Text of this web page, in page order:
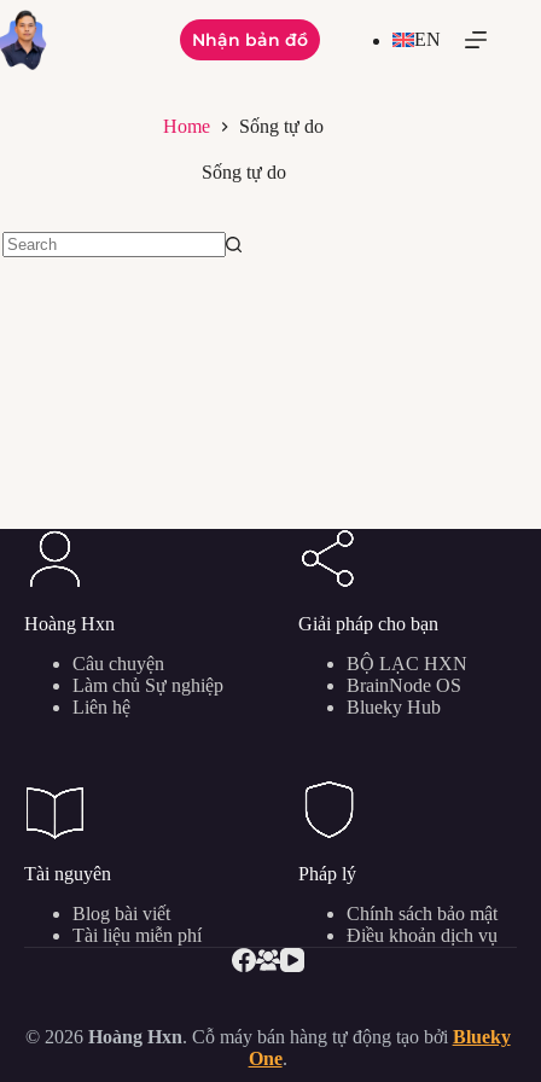
Skip
to
content
Nhận bản đồ EN
Home Sống tự do
Sống tự do
Hoàng Hxn
Câu chuyện
Làm chủ Sự nghiệp
Liên hệ
Giải pháp cho bạn
BỘ LẠC HXN
BrainNode OS
Blueky Hub
Tài nguyên
Blog bài viết
Tài liệu miễn phí
Pháp lý
Chính sách bảo mật
Điều khoản dịch vụ
© 2026 Hoàng Hxn. Cỗ máy bán hàng tự động tạo bởi Blueky
One.